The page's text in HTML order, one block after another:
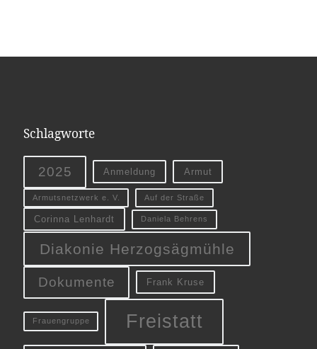
Schlagworte
2025 Anmeldung Armut
Armutsnetzwerk e. V. Auf der Straße
Corinna Lenhardt Daniela Behrens
Diakonie Herzogsägmühle
Dokumente Frank Kruse
Frauengruppe Freistatt